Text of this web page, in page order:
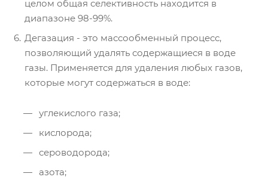
целом общая селективность находится в
диапазоне 98-99%.
Дегазация - это массообменный процесс,
позволяющий удалять содержащиеся в воде
газы. Применяется для удаления любых газов,
которые могут содержаться в воде:
углекислого газа;
кислорода;
сероводорода;
азота;